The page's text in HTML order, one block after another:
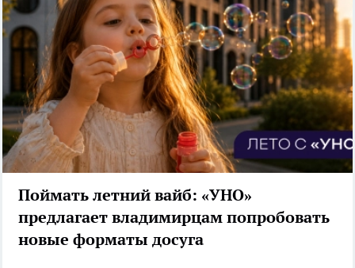
Поймать летний вайб: «УНО»
предлагает владимирцам попробовать
новые форматы досуга